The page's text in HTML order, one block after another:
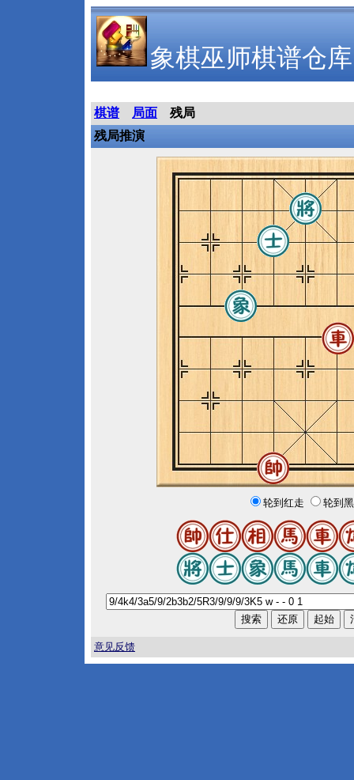
象棋巫师棋谱仓库
棋谱 局面
残局
残局推演
轮到红走 轮到
意见反馈